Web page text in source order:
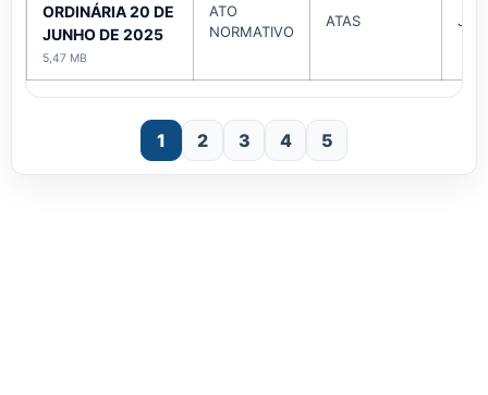
ORDINÁRIA 20 DE
JUNHO DE 2025
5,47 MB
ATO
NORMATIVO
ATAS
1 2 3 4 5